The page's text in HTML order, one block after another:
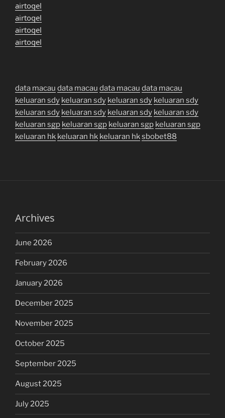
airtogel
airtogel
airtogel
airtogel
data macau data macau data macau data macau
keluaran sdy keluaran sdy keluaran sdy keluaran sdy
keluaran sdy keluaran sdy keluaran sdy keluaran sdy
keluaran sgp keluaran sgp keluaran sgp keluaran sgp
keluaran hk keluaran hk keluaran hksbobet88
Archives
June 2026
February 2026
January 2026
December 2025
November 2025
October 2025
September 2025
August 2025
July 2025